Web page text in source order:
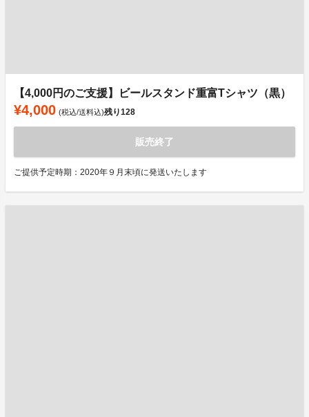
【4,000円のご支援】ビールスタンド重富Tシャツ（黒）
¥4,000 (税込/送料込)残り128
販売終了
ご提供予定時期：2020年９月末頃に発送いたします